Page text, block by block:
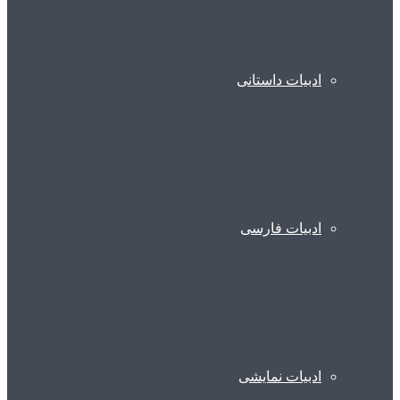
ادبیات داستانی
ادبیات فارسی
ادبیات نمایشی